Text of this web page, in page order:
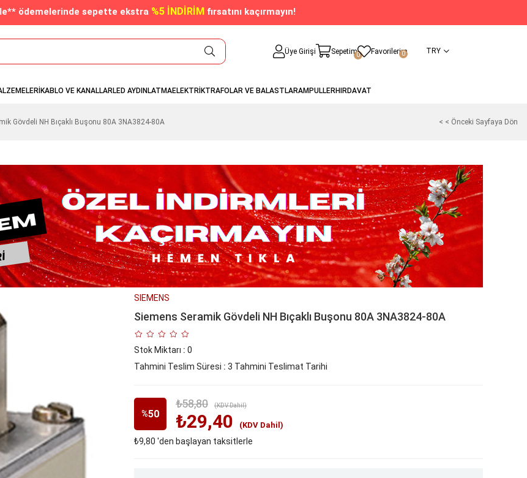
ödemelerinde sepette ekstra %5 İNDİRİM fırsatını kaçırmayın!
Üye Girişi Sepetim0 Favorilerim
0 TRY
KABLO VE KANALLARLED AYDINLATMAELEKTRİKTRAFOLAR VE BALASTLARAMPULLERHIRDAVAT
Gövdeli NH Bıçaklı Buşonu 80A 3NA3824-80A < < Önceki Sayfaya Dön
SIEMENS
Siemens Seramik Gövdeli NH Bıçaklı Buşonu 80A 3NA3824-80A
Stok Miktarı : 0
Tahmini Teslim Süresi : 3 Tahmini Teslimat Tarihi
%50
İndirim
₺58,80 (KDV Dahil)
₺29,40 (KDV Dahil)
₺9,80 'den başlayan taksitlerle